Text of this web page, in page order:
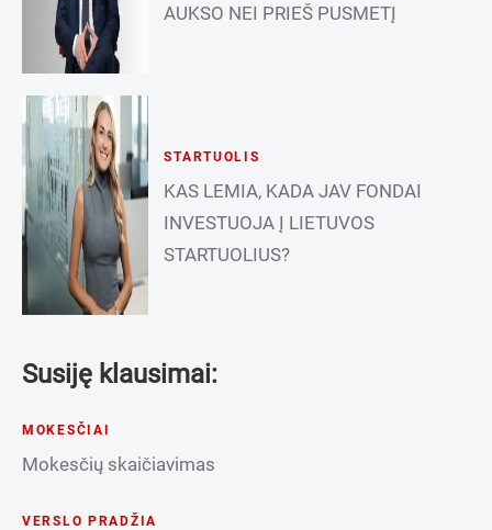
AUKSO NEI PRIEŠ PUSMETĮ
STARTUOLIS
KAS LEMIA, KADA JAV FONDAI
INVESTUOJA Į LIETUVOS
STARTUOLIUS?
Susiję klausimai:
MOKESČIAI
Mokesčių skaičiavimas
VERSLO PRADŽIA